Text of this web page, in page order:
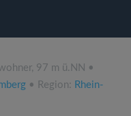
97 m ü.NN •
• Region: Rhein-